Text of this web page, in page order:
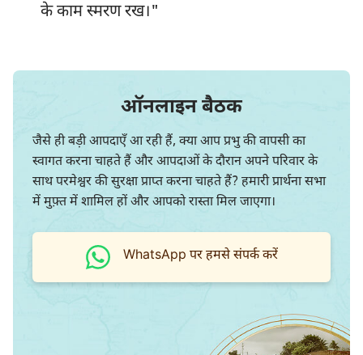
के काम स्मरण रख।"
ऑनलाइन बैठक
जैसे ही बड़ी आपदाएँ आ रही हैं, क्या आप प्रभु की वापसी का
स्वागत करना चाहते हैं और आपदाओं के दौरान अपने परिवार के
साथ परमेश्वर की सुरक्षा प्राप्त करना चाहते हैं? हमारी प्रार्थना सभा
में मुफ़्त में शामिल हों और आपको रास्ता मिल जाएगा।
WhatsApp पर हमसे संपर्क करें